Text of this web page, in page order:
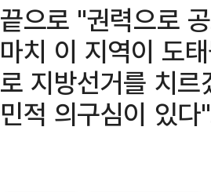
끝으로 "권력으로
마치 이 지역이 도
로 지방선거를 치
민적 의구심이 있